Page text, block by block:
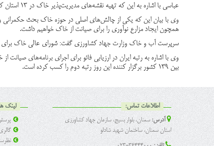
عباسی با اشاره به این که تهیه نقشه‌های مدیریت‌پذیر خاک در ۱۳ استان کشور انجام شده است، ادامه داد: تهیه نقشه‌های فنی شوری خاک‌های کشور توسط موسسه تحقیقات آب و خاک انجام شده و رونمایی خواهد شد
وی با بیان این که یکی از چالش‌های اصلی در حوزه خاک بحث حکمرانی
همچون ایجاد مزارع نوآوری را برای صیانت از خاک خواهیم داشت.
سرپرست آب و خاک وزارت جهاد کشاورزی گفت: شورای عالی خاک برای
وی با اشاره به رتبه ایران در ارزیابی فائو برای اجرای برنامه‌های
بین ۱۳۹ کشور برگزار کننده این روز رتبه دوم را کسب کرده است‌
.
اطلاعات تماس:
آدرس:سمنان، بلوار بسیج، سازمان جهاد کشاورزی
استان سمنان، ساختمان شهید شادلو
لینک